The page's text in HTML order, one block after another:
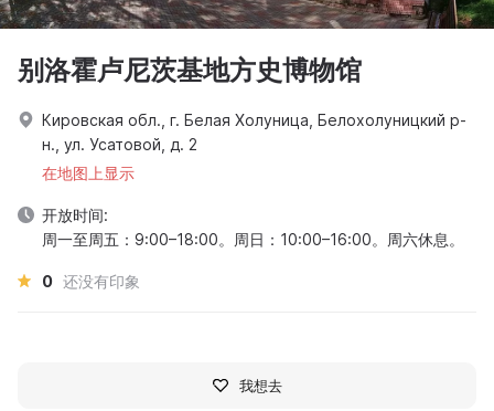
别洛霍卢尼茨基地方史博物馆
Кировская обл., г. Белая Холуница, Белохолуницкий р-
н., ул. Усатовой, д. 2
在地图上显示
开放时间:
周一至周五：9:00–18:00。周日：10:00–16:00。周六休息。
0 还没有印象
我想去